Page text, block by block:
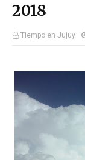
2018
Tiempo en Jujuy